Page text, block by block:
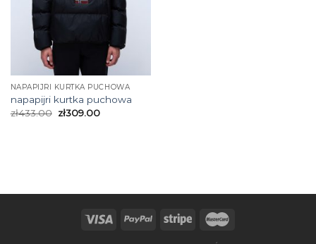
NAPAPIJRI KURTKA PUCHOWA
napapijri kurtka puchowa
zł433.00 zł309.00